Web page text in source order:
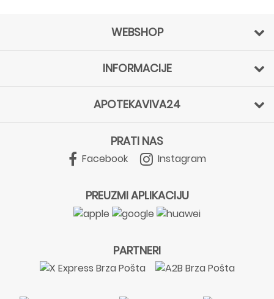
WEBSHOP
INFORMACIJE
APOTEKAVIVA24
PRATI NAS
Facebook Instagram
PREUZMI APLIKACIJU
PARTNERI